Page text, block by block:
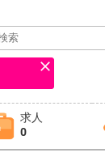
求人
0